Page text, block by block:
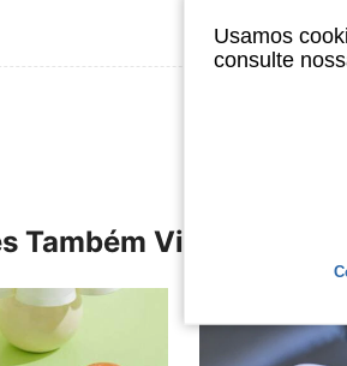
Também Visitaram
Usamos
consulte